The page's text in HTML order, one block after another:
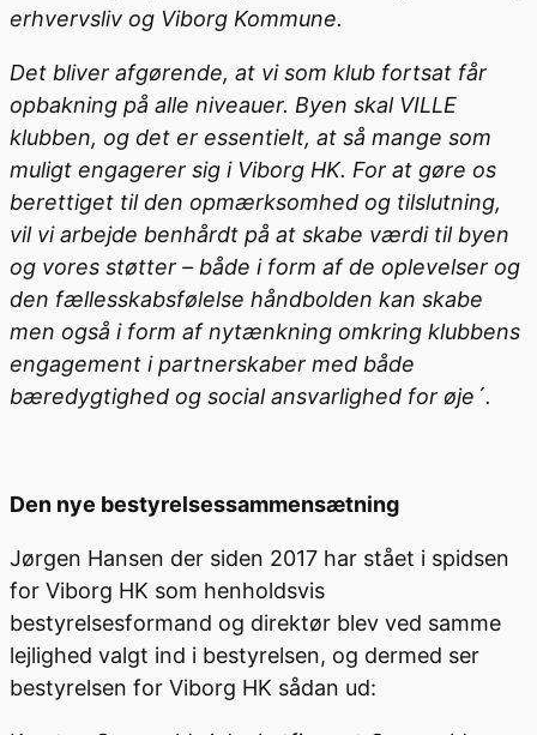
erhvervsliv og Viborg Kommune.
Det bliver afgørende, at vi som klub fortsat får
opbakning på alle niveauer. Byen skal VILLE
klubben, og det er essentielt, at så mange som
muligt engagerer sig i Viborg HK. For at gøre os
berettiget til den opmærksomhed og tilslutning,
vil vi arbejde benhårdt på at skabe værdi til byen
og vores støtter – både i form af de oplevelser og
den fællesskabsfølelse håndbolden kan skabe
men også i form af nytænkning omkring klubbens
engagement i partnerskaber med både
bæredygtighed og social ansvarlighed for øje´.
Den nye bestyrelsessammensætning
Jørgen Hansen der siden 2017 har stået i spidsen
for Viborg HK som henholdsvis
bestyrelsesformand og direktør blev ved samme
lejlighed valgt ind i bestyrelsen, og dermed ser
bestyrelsen for Viborg HK sådan ud: